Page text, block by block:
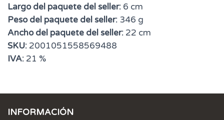
Largo del paquete del seller: 6 cm
Peso del paquete del seller: 346 g
Ancho del paquete del seller: 22 cm
SKU: 2001051558569488
IVA: 21 %
INFORMACIÓN